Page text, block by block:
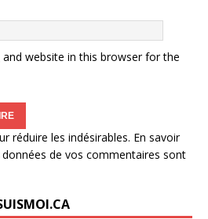
website in this browser for the
réduire les indésirables. En savoir
de vos commentaires sont